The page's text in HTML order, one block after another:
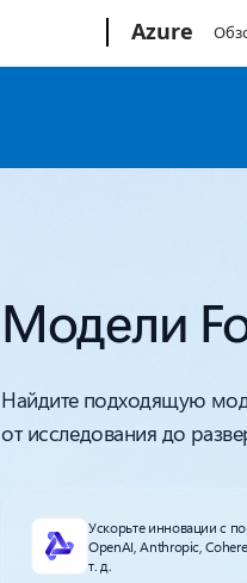
Azure
Модели
Найдите подходящую
от исследования до
Ускорьте инновации с
OpenAI, Anthropic,
т. д.